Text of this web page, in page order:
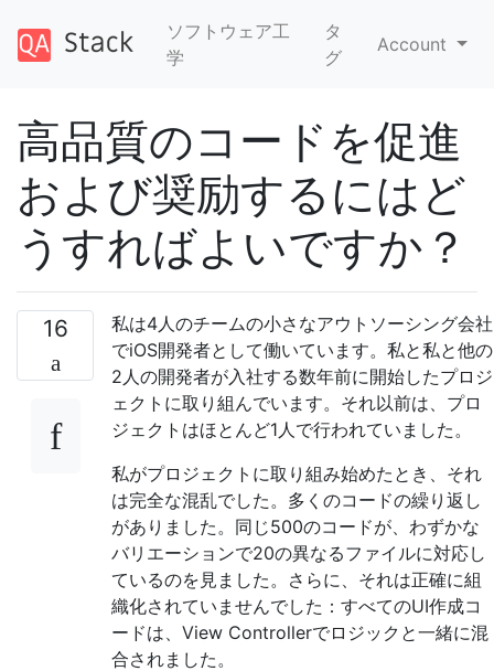
ソフトウェア工
学
タ
グ
Account
高品質のコードを促進
および奨励するにはど
うすればよいですか？
16
私は4人のチームの小さなアウトソーシング会社
でiOS開発者として働いています。私と私と他の
2人の開発者が入社する数年前に開始したプロジ
ェクトに取り組んでいます。それ以前は、プロ
ジェクトはほとんど1人で行われていました。
私がプロジェクトに取り組み始めたとき、それ
は完全な混乱でした。多くのコードの繰り返し
がありました。同じ500のコードが、わずかな
バリエーションで20の異なるファイルに対応し
ているのを見ました。さらに、それは正確に組
織化されていませんでした：すべてのUI作成コ
ードは、View Controllerでロジックと一緒に混
合されました。